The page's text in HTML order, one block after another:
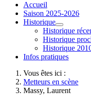
Accueil
Saison 2025-2026
Historique
Historique
Historique
Historique
Infos pratiques
Vous êtes ici :
Metteurs en scène
Massy, Laurent